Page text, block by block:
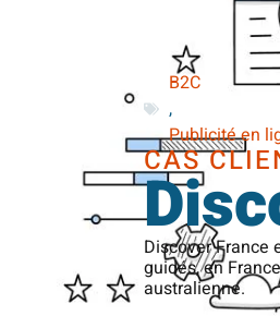
B2C
,
Publicité en
CAS
Discover France
guidés, en
australienne.